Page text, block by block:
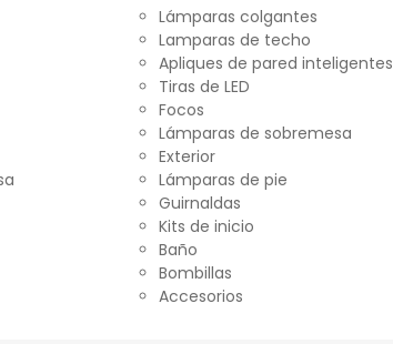
Lámparas colgantes
Lamparas de techo
Apliques de pared inteligentes
Tiras de LED
Focos
Lámparas de sobremesa
Exterior
Lámparas de pie
Guirnaldas
Kits de inicio
Baño
Bombillas
Accesorios